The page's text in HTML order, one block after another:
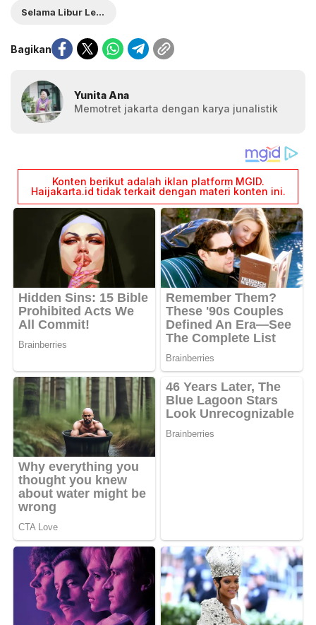
Selama Libur Lebaran 2026
Bagikan
Yunita Ana
Memotret jakarta dengan karya junalistik